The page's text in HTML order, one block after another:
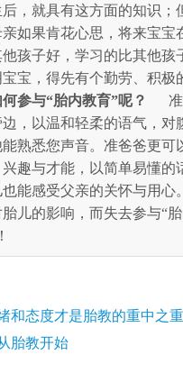
，就具有这方面的知识；
如果肯花心思，将来宝宝
孩子好，学习的比其他孩
宝，得先有个勤劳、积极
何参与“胎内教育”呢？
，以温和轻柔的语气，对
熟悉您声音。准爸爸更可
趣与才能，以简单易懂的
能感受父亲的关怀与用心
儿的影响，而失去参与“
和态度才是胎教的重中之重
胎教开始